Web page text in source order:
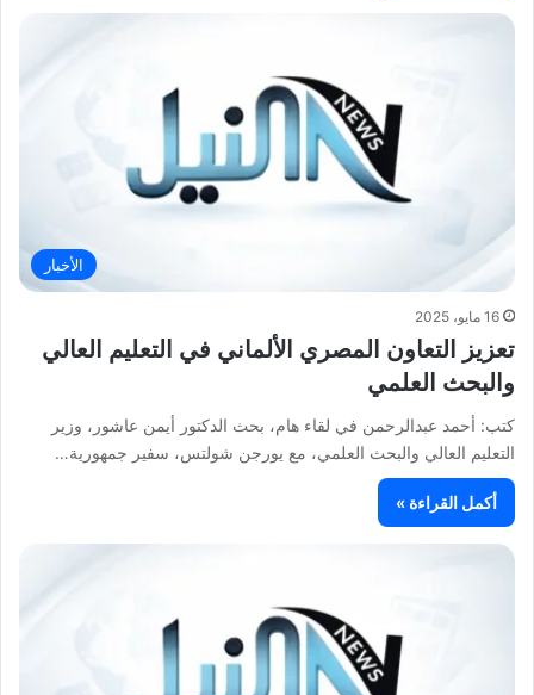
الأخبار
16 مايو، 2025
تعزيز التعاون المصري الألماني في التعليم العالي
والبحث العلمي
كتب: أحمد عبدالرحمن في لقاء هام، بحث الدكتور أيمن عاشور، وزير
التعليم العالي والبحث العلمي، مع يورجن شولتس، سفير جمهورية…
أكمل القراءة »